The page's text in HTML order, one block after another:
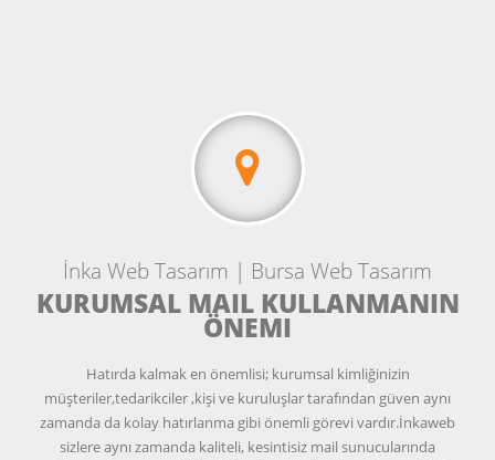
İnka Web Tasarım | Bursa Web Tasarım
KURUMSAL MAIL KULLANMANIN
ÖNEMI
Hatırda kalmak en önemlisi; kurumsal kimliğinizin
müşteriler,tedarikciler ,kişi ve kuruluşlar tarafından güven aynı
zamanda da kolay hatırlanma gibi önemli görevi vardır.İnkaweb
sizlere aynı zamanda kaliteli, kesintisiz mail sunucularında